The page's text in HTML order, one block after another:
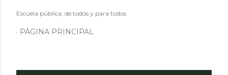
Escuela pública, de todos y para todos
PÁGINA PRINCIPAL